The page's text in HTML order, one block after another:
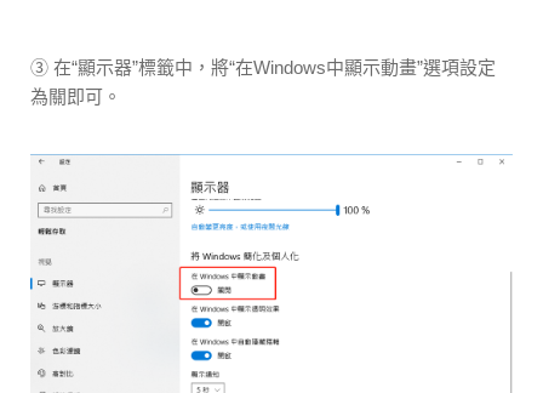
③ 在“顯示器”標籤中，將“在Windows中顯示動畫”選項設定
為關即可。